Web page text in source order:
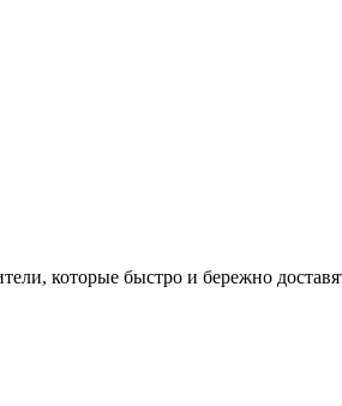
которые быстро и бережно